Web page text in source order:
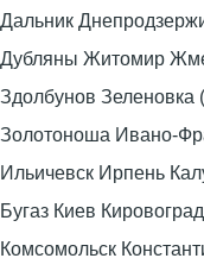
Дальник
Дубляны Житомир
Здолбунов Зеленовка
Золотоноша Ивано-
Ильичевск Ирпень
Бугаз Киев
Комсомольск